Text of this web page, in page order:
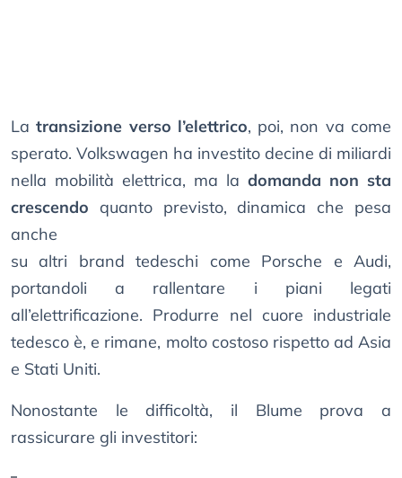
Latransizione verso l’elettrico, poi, non va come
sperato. Volkswagen ha investito decine di miliardi
nella mobilità elettrica, ma la domanda non sta
crescendo quanto previsto, dinamica che pesa
anche
su altri brand tedeschi come Porsche e Audi,
portandoli a rallentare i piani legati
all’elettrificazione. Produrre nel cuore industriale
tedesco è, e rimane, molto costoso rispetto ad Asia
e Stati Uniti.
Nonostante le difficoltà, il Blume prova a
rassicurare gli investitori: